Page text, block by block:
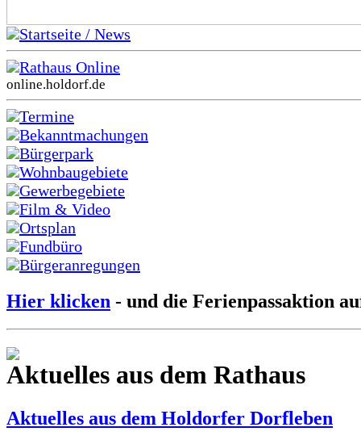
Startseite / News
Rathaus Online
online.holdorf.de
Termine
Bekanntmachungen
Bürgerpark
Wohnbaugebiete
Gewerbegebiete
Film & Video
Ortsplan
Fundbüro
Bürgeranregungen
Hier klicken - und die Ferienpassaktion
Aktuelles aus dem Rathaus
Aktuelles aus dem Holdorfer Dorfleben